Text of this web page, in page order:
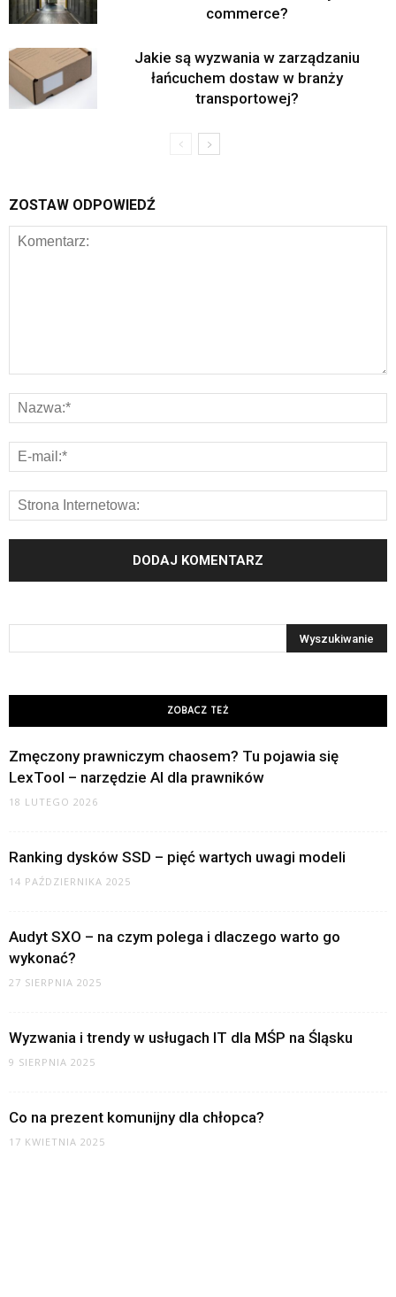
commerce?
Jakie są wyzwania w zarządzaniu
łańcuchem dostaw w branży
transportowej?
ZOSTAW ODPOWIEDŹ
ZOBACZ TEŻ
Zmęczony prawniczym chaosem? Tu pojawia się
LexTool – narzędzie AI dla prawników
18 LUTEGO 2026
Ranking dysków SSD – pięć wartych uwagi modeli
14 PAŹDZIERNIKA 2025
Audyt SXO – na czym polega i dlaczego warto go
wykonać?
27 SIERPNIA 2025
Wyzwania i trendy w usługach IT dla MŚP na Śląsku
9 SIERPNIA 2025
Co na prezent komunijny dla chłopca?
17 KWIETNIA 2025